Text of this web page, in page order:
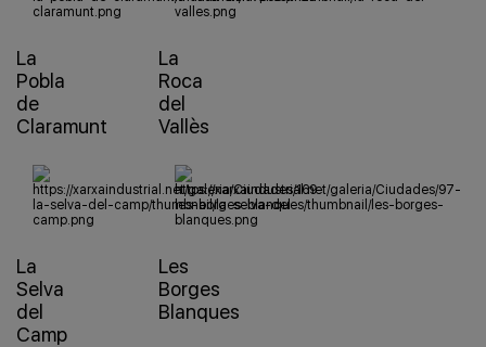
La
Pobla
de
Claramunt
La
Roca
del
Vallès
La
Selva
del
Camp
Les
Borges
Blanques